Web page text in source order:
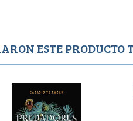
ESTE